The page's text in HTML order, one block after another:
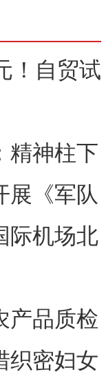
！自贸试
大科技
精神柱下
讲纪律
展《军队
训
际机场北
产品质检
合二为
织密妇女